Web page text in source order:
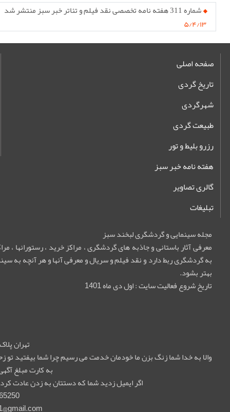
شماره 311 هفته نامه تخصصی نقد فیلم و تئاتر خبر سبز منتشر شد
۵/۴/۱۳
صفحه اصلی
تاریخ گردی
شهرگردی
طبیعت گردی
رزرو بلیط و تور
هفته نامه خبر سبز
گالری تصاویر
تبلیغات
مجله سینمایی و گردشگری لبخند سبز
معرفی آثار باستانی و جاذبه های گردشگری ، مراکز خرید ، رستورانها
به گردشگری ربط دارد و نقد فیلم و سریال و معرفی آنها و هر آنچه به
بهتر بشود.
تاریخ شروع فعالیت سایت : اول دی ماه 1401
تهران پلاک 55
والا به خدا شما زنگ بزن ما خودمان خدمت می رسیم چرا شما
به کارت مبلغ
اگر ایمیل زدید شما که دستتان به زدن عادت